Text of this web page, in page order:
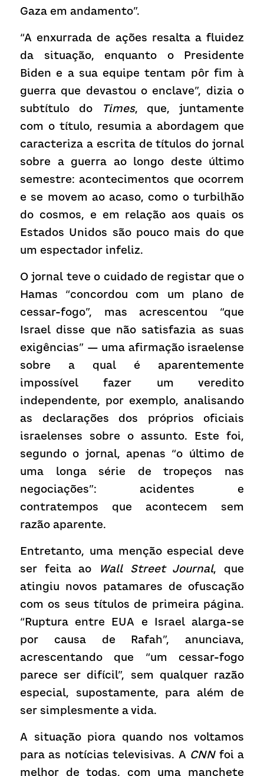
Gaza em andamento”.
“A enxurrada de ações resalta a fluidez
da situação, enquanto o Presidente
Biden e a sua equipe tentam pôr fim à
guerra que devastou o enclave”, dizia o
subtítulo do
Times, que, juntamente
com o título, resumia a abordagem que
caracteriza a escrita de títulos do jornal
sobre a guerra ao longo deste último
semestre: acontecimentos que ocorrem
e se movem ao acaso, como o turbilhão
do cosmos, e em relação aos quais os
Estados Unidos são pouco mais do que
um espectador infeliz.
O jornal teve o cuidado de registar que o
Hamas “concordou com um plano de
cessar-fogo”, mas acrescentou “que
Israel disse que não satisfazia as suas
exigências” — uma afirmação israelense
sobre a qual é aparentemente
impossível fazer um veredito
independente, por exemplo, analisando
as declarações dos próprios oficiais
israelenses sobre o assunto. Este foi,
segundo o jornal, apenas “o último de
uma longa série de tropeços nas
negociações”: acidentes e
contratempos que acontecem sem
razão aparente.
Entretanto, uma menção especial deve
ser feita ao
Wall Street Journal, que
atingiu novos patamares de ofuscação
com os seus títulos de primeira página.
“Ruptura entre EUA e Israel alarga-se
por causa de Rafah”, anunciava,
acrescentando que “um cessar-fogo
parece ser difícil”, sem qualquer razão
especial, supostamente, para além de
ser simplesmente a vida.
A situação piora quando nos voltamos
para as notícias televisivas. A CNN foi a
melhor de todas, com uma manchete